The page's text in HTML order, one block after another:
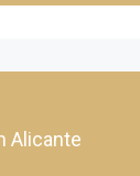
Alicante